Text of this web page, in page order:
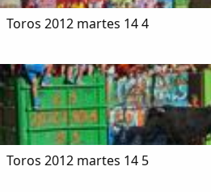
Toros 2012 martes 14 4
Toros 2012 martes 14 5
Compartir en
Compartir en